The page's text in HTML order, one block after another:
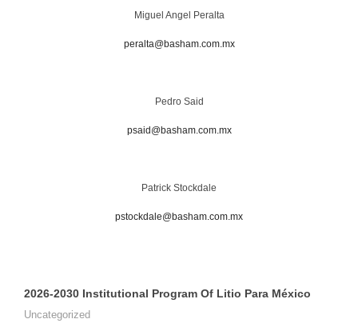
Miguel Angel Peralta
peralta@basham.com.mx
Pedro Said
psaid@basham.com.mx
Patrick Stockdale
pstockdale@basham.com.mx
2026-2030 Institutional Program Of Litio Para México
Uncategorized